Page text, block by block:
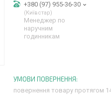
+380 (97) 955-36-30
Київстар
Менеджер по
наручним
годинникам
повернення товару протягом